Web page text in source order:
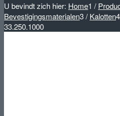
U bevindt zich hier: Home1 /
Bevestigingsmaterialen3/ Kalotten4
33.250.1000